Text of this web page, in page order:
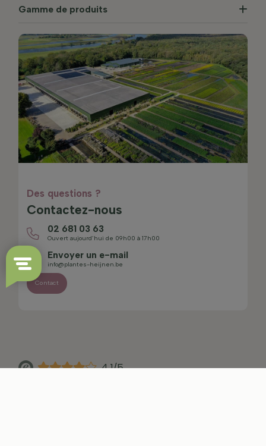
Gamme de produits
Des questions ?
Contactez-nous
02 681 03 63
Ouvert aujourd’hui de 09h00 à 17h00
Envoyer un e-mail
info@plantes-heijnen.be
Contact
4.1/5